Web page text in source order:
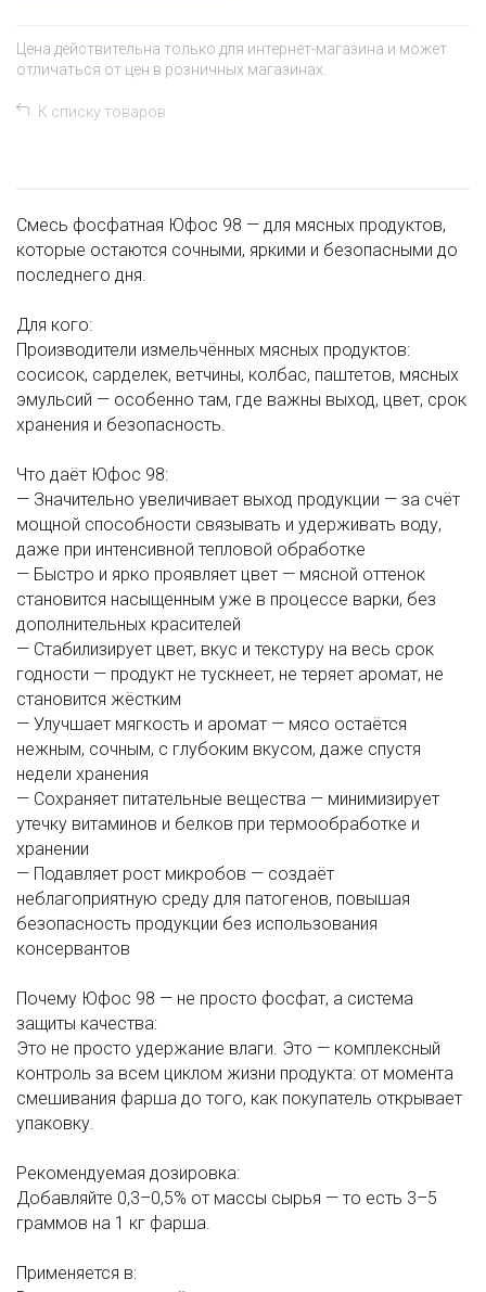
Цена действительна только для интернет-магазина и может
отличаться от цен в розничных магазинах.
К списку товаров
Смесь фосфатная Юфос 98 — для мясных продуктов,
которые остаются сочными, яркими и безопасными до
последнего дня.
Для кого:
Производители измельчённых мясных продуктов:
сосисок, сарделек, ветчины, колбас, паштетов, мясных
эмульсий — особенно там, где важны выход, цвет, срок
хранения и безопасность.
Что даёт Юфос 98:
— Значительно увеличивает выход продукции — за счёт
мощной способности связывать и удерживать воду,
даже при интенсивной тепловой обработке
— Быстро и ярко проявляет цвет — мясной оттенок
становится насыщенным уже в процессе варки, без
дополнительных красителей
— Стабилизирует цвет, вкус и текстуру на весь срок
годности — продукт не тускнеет, не теряет аромат, не
становится жёстким
— Улучшает мягкость и аромат — мясо остаётся
нежным, сочным, с глубоким вкусом, даже спустя
недели хранения
— Сохраняет питательные вещества — минимизирует
утечку витаминов и белков при термообработке и
хранении
— Подавляет рост микробов — создаёт
неблагоприятную среду для патогенов, повышая
безопасность продукции без использования
консервантов
Почему Юфос 98 — не просто фосфат, а система
защиты качества:
Это не просто удержание влаги. Это — комплексный
контроль за всем циклом жизни продукта: от момента
смешивания фарша до того, как покупатель открывает
упаковку.
Рекомендуемая дозировка:
Добавляйте 0,3–0,5% от массы сырья — то есть 3–5
граммов на 1 кг фарша.
Применяется в: